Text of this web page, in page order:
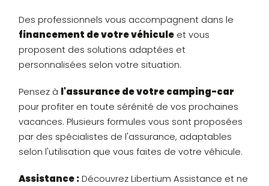
Des professionnels vous accompagnent dans le
financement de votre véhicule et vous
proposent des solutions adaptées et
personnalisées selon votre situation.
Pensez à l'assurance de votre camping-car
pour profiter en toute sérénité de vos prochaines
vacances. Plusieurs formules vous sont proposées
par des spécialistes de l'assurance, adaptables
selon l'utilisation que vous faites de votre véhicule.
Assistance : Découvrez Libertium Assistance et ne